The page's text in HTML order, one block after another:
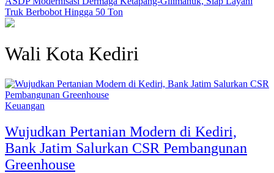
Truk Berbobot Hingga 50 Ton
Wali Kota Kediri
Keuangan
Wujudkan Pertanian Modern di Kediri,
Bank Jatim Salurkan CSR Pembangunan
Greenhouse